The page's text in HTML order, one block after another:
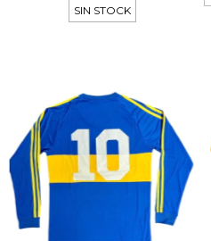
SIN STOCK